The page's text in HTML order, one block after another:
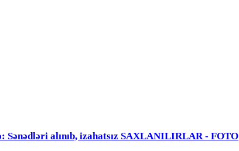
alınıb, izahatsız SAXLANILIRLAR - FOTO